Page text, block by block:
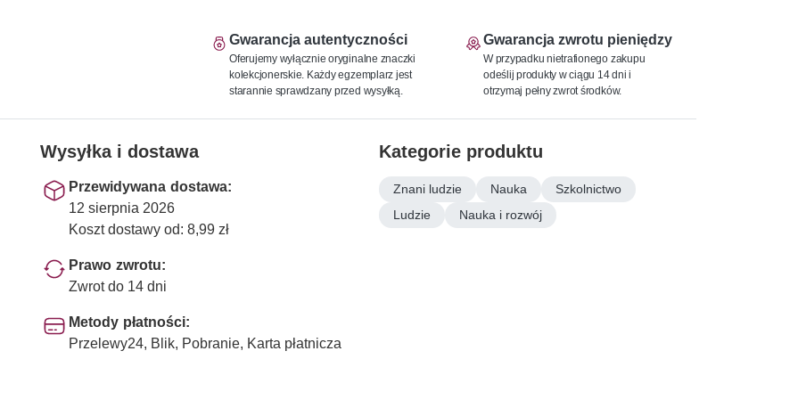
Gwarancja autentyczności
Oferujemy wyłącznie oryginalne znaczki
kolekcjonerskie. Każdy egzemplarz jest
starannie sprawdzany przed wysyłką.
Gwarancja zwrotu pieniędzy
W przypadku nietrafionego zakupu
odeślij produkty w ciągu 14 dni i
otrzymaj pełny zwrot środków.
Wysyłka i dostawa
Przewidywana dostawa:
12 sierpnia 2026
Koszt dostawy od: 8,99 zł
Prawo zwrotu:
Zwrot do 14 dni
Metody płatności:
Przelewy24, Blik, Pobranie, Karta płatnicza
Kategorie produktu
Znani ludzie Nauka
Szkolnictwo
Ludzie
Nauka i rozwój